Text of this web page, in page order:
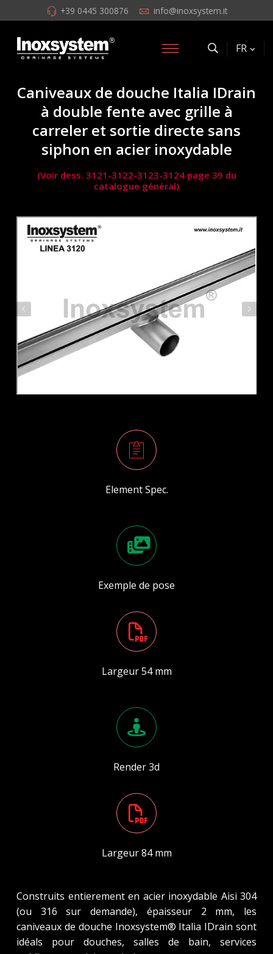
+39 0445 300876 info@inoxsystem.it
FR
Caniveaux de douche Italia IDrain
à double fente avec grille à
carreler et sortie directe sans
siphon en acier inoxydable
(Voir dess. 3121-3122-3123-3124 page 39 du
catalogue général)
Element Spec.
Exemple de pose
Largeur 54 mm
Render 3d
Largeur 84 mm
Construits entierement en acier inoxydable Aisi 304
(ou 316 sur demande), épaisseur 2 mm, les
caniveaux de douche Inoxsystem® Italia IDrain sont
idéals pour douches, salles de bain, services